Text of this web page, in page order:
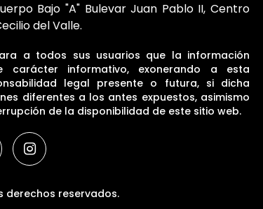
Bajo "A" Bulevar Juan Pablo II, Centro
del Valle.
a todos sus usuarios que la información
carácter informativo, exonerando a esta
legal presente o futura, si dicha
diferentes a los antes expuestos, asimismo
de la disponibilidad de este sitio web.
derechos reservados.